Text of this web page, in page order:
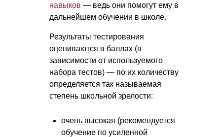
навыков — ведь они помогут ему в
дальнейшем обучении в школе.
Результаты тестирования
оцениваются в баллах (в
зависимости от используемого
набора тестов) — по их количеству
определяется так называемая
степень школьной зрелости:
очень высокая (рекомендуется
обучение по усиленной